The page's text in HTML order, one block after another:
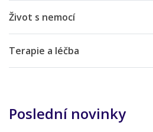
Život s nemocí
Terapie a léčba
Poslední novinky